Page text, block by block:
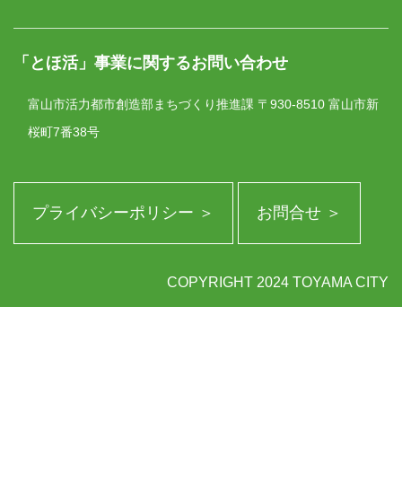
「とほ活」事業に関するお問い合わせ
富山市活力都市創造部まちづくり推進課 〒930-8510 富山市新
桜町7番38号
プライバシーポリシー ＞ お問合せ ＞
COPYRIGHT 2024 TOYAMA CITY